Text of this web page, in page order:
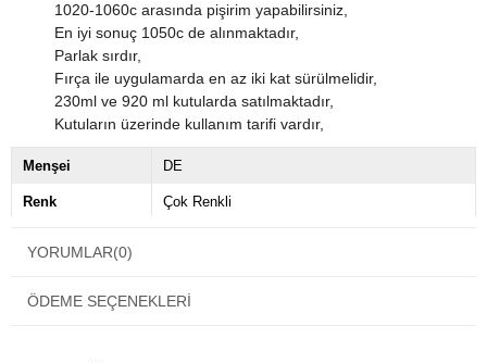
1020-1060c arasında pişirim yapabilirsiniz,
En iyi sonuç 1050c de alınmaktadır,
Parlak sırdır,
Fırça ile uygulamarda en az iki kat sürülmelidir,
230ml ve 920 ml kutularda satılmaktadır,
Kutuların üzerinde kullanım tarifi vardır,
Menşei DE
Renk Çok Renkli
YORUMLAR(0)
ÖDEME SEÇENEKLERI